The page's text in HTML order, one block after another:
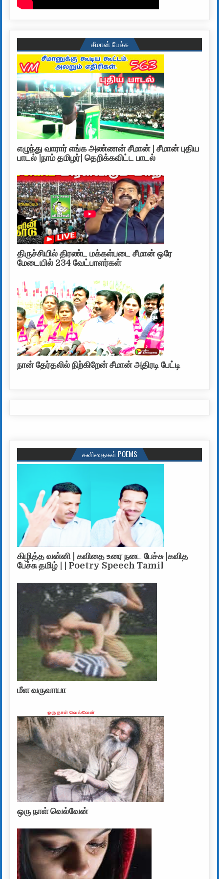
சீமான் பேச்சு
எழுந்து வாரார் எங்க அண்ணன் சீமான் | சீமான் புதிய
பாடல் |நாம் தமிழர்| தெறிக்கவிட்ட பாடல்
திருச்சியில் திரண்ட மக்கள்படை சீமான் ஒரே
மேடையில் 234 வேட்பாளர்கள்
நான் தேர்தலில் நிற்கிறேன் சீமான் அதிரடி பேட்டி
கவிதைகள் POEMS
கிழித்த வன்னி | கவிதை உரை நடை பேச்சு |கவித
பேச்சு தமிழ் | | Poetry Speech Tamil
மீள வருவாயா
ஒரு நாள் வெல்வேன்